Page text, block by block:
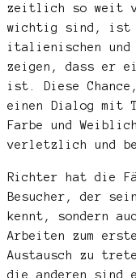
zeitlich so weit
wichtig sind, ist
italienischen und
zeigen, dass er
ist. Diese
einen Dialog mit
Farbe und
verletzlich und
Richter hat die
Besucher, der
kennt, sondern
Arbeiten zum
Austausch zu
die anderen sind